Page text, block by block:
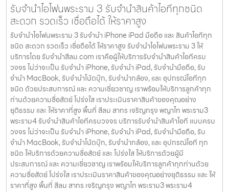
รับจำนำไอโฟนพระราม 3 รับจำนำสินค้าไอทีทุกชนิด
สะดวก รวดเร็ว เชื่อถือได้ ให้ราคาสูง
รับจำนำไอโฟนพระราม 3 รับจำนำ iPhone iPad มือถือ และ สินค้าไอทีทุก
ชนิด สะดวก รวดเร็ว เชื่อถือได้ ให้ราคาสูง รับจำนำไอโฟนพระราม 3 ให้
บริการโดย รับจํานําสีลม.com เราคือผู้ให้บริการรับจำนำสินค้าไอทีครบ
วงจร ไม่ว่าจะเป็น รับจำนำ iPhone, รับจำนำ iPad, รับจำนำมือถือ, รับ
จำนำ MacBook, รับจำนำโน้ตบุ๊ก, รับจำนำกล้อง, และ อุปกรณ์ไอทีทุก
ชนิด ด้วยประสบการณ์ และ ความเชี่ยวชาญ เราพร้อมให้บริการลูกค้าทุก
ท่านด้วยความซื่อสัตย์ โปร่งใส เราประเมินราคาสินค้าของคุณอย่าง
ยุติธรรม และ ให้ราคาที่สูง พื้นที่ สีลม สาทร เจริญกรุง พญาไท พระราม3
พระราม4 รับจำนำสินค้าไอทีครบวงจร บริการรับจำนำสินค้าไอที แบบครบ
วงจร ไม่ว่าจะเป็น รับจำนำ iPhone, รับจำนำ iPad, รับจำนำมือถือ, รับ
จำนำ MacBook, รับจำนำโน้ตบุ๊ก, รับจำนำกล้อง, และ อุปกรณ์ไอที ทุก
ชนิด ให้บริการด้วยความซื่อสัตย์ และ โปร่งใส ให้บริการด้วยผู้มี
ประสบการณ์ และ ความเชี่ยวชาญ เราพร้อมให้บริการลูกค้าทุกท่านด้วย
ความซื่อสัตย์ โปร่งใส เราประเมินราคาสินค้าของคุณอย่างยุติธรรม และ ให้
ราคาที่สูง พื้นที่ สีลม สาทร เจริญกรุง พญาไท พระราม3 พระราม4